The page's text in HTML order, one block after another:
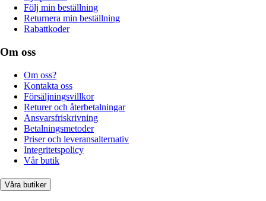
Följ min beställning
Returnera min beställning
Rabattkoder
Om oss
Om oss?
Kontakta oss
Försäljningsvillkor
Returer och återbetalningar
Ansvarsfriskrivning
Betalningsmetoder
Priser och leveransalternativ
Integritetspolicy
Vår butik
Våra butiker